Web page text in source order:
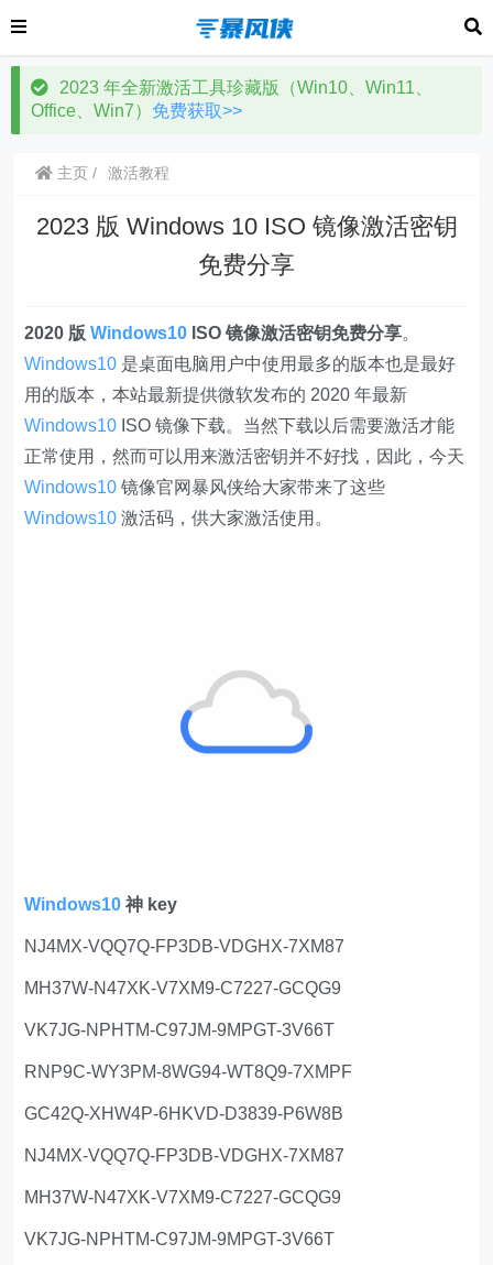
2023 年全新激活工具珍藏版（Win10、Win11、
Office、Win7） 免费获取>>
主页 激活教程
2023 版 Windows 10 ISO 镜像激活密钥
免费分享
2020 版Windows10 ISO 镜像激活密钥免费分享。
Windows10 是桌面电脑用户中使用最多的版本也是最好
用的版本，本站最新提供微软发布的 2020 年最新
Windows10 ISO 镜像下载。当然下载以后需要激活才能
正常使用，然而可以用来激活密钥并不好找，因此，今天
Windows10 镜像官网暴风侠给大家带来了这些
Windows10 激活码，供大家激活使用。
Windows10 神 key
NJ4MX-VQQ7Q-FP3DB-VDGHX-7XM87
MH37W-N47XK-V7XM9-C7227-GCQG9
VK7JG-NPHTM-C97JM-9MPGT-3V66T
RNP9C-WY3PM-8WG94-WT8Q9-7XMPF
GC42Q-XHW4P-6HKVD-D3839-P6W8B
NJ4MX-VQQ7Q-FP3DB-VDGHX-7XM87
MH37W-N47XK-V7XM9-C7227-GCQG9
VK7JG-NPHTM-C97JM-9MPGT-3V66T